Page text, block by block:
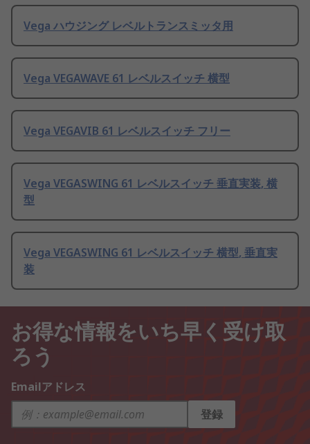
Vega ハウジング レベルトランスミッタ用
Vega VEGAWAVE 61 レベルスイッチ 横型
Vega VEGAVIB 61 レベルスイッチ フリー
Vega VEGASWING 61 レベルスイッチ 垂直実装, 横
型
Vega VEGASWING 61 レベルスイッチ 横型, 垂直実
装
お得な情報をいち早く受け取
ろう
Emailアドレス
登録